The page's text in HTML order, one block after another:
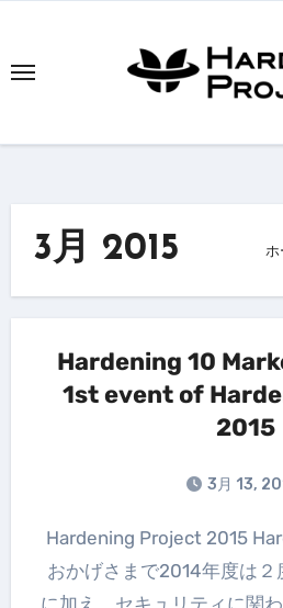
を
3月 2015 ホ
Hardening 10
1st event of
2015
3月 13,
Hardening Project 2015 Hardening Projectは、
おかげさまで2014年度は２
に加え、セキュリティに関